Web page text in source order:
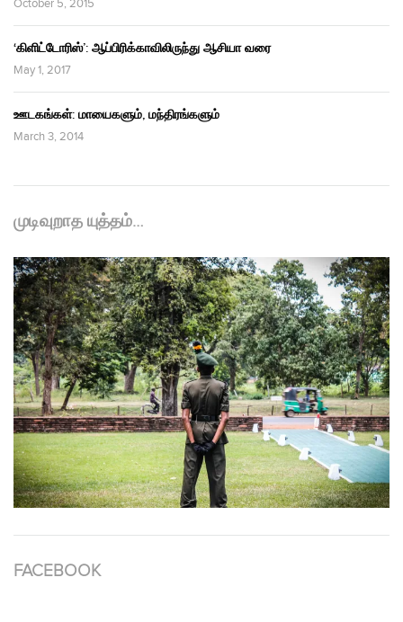
October 5, 2015
‘கிளிட்டோரிஸ்’: ஆப்பிரிக்காவிலிருந்து ஆசியா வரை
May 1, 2017
ஊடகங்கள்: மாயைகளும், மந்திரங்களும்
March 3, 2014
முடிவுறாத யுத்தம்…
FACEBOOK